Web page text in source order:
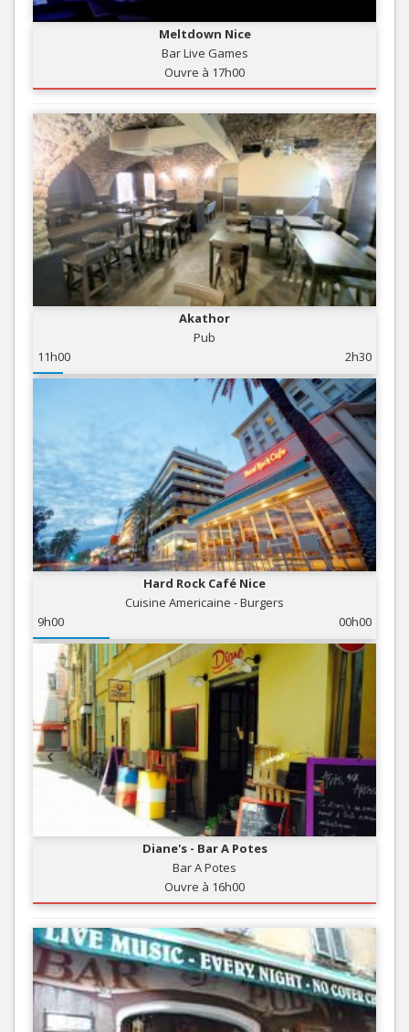
Meltdown Nice
Bar Live Games
Ouvre à 17h00
Akathor
Pub
11h00
2h30
Hard Rock Café Nice
Cuisine Americaine - Burgers
9h00
00h00
Diane's - Bar A Potes
Bar A Potes
Ouvre à 16h00